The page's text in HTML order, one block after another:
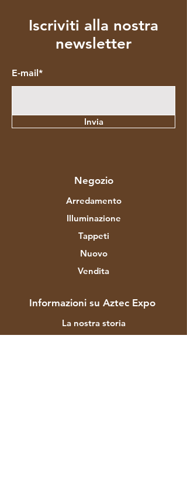
Iscriviti alla nostra
newsletter
E-mail*
Invia
Negozio
Arredamento
Illuminazione
Tappeti
Nuovo
Vendita
Informazioni su Aztec Expo
La nostra storia